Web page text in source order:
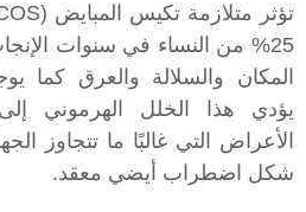
25% من النساء في سنوات
المكان والسلالة والعرق كما
يؤدي هذا الخلل الهرموني
الأعراض التي غالبًا ما تتجاوز
شكل اضطراب أيضي معقد.